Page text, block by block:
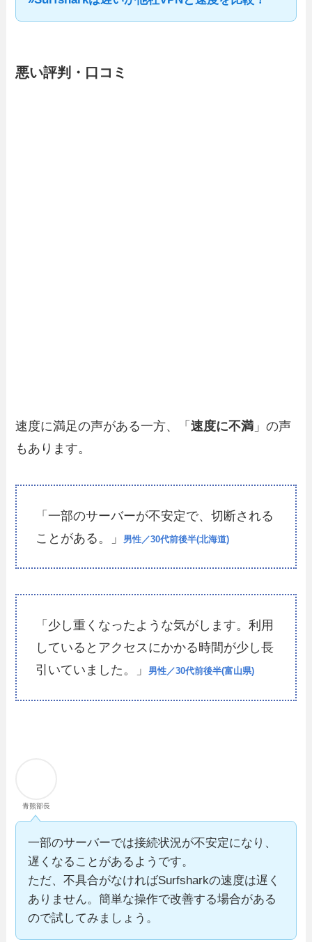
悪い評判・口コミ
速度に満足の声がある一方、「速度に不満 」の声
もあります。
「一部のサーバーが不安定で、切断される
ことがある。」
男性／30代前後半(北海道)
「少し重くなったような気がします。利用
しているとアクセスにかかる時間が少し長
引いていました。」
男性／30代前後半(富山県)
青熊部長
一部のサーバーでは接続状況が不安定になり、
遅くなることがあるようです。
ただ、不具合がなければSurfsharkの速度は遅く
ありません。簡単な操作で改善する場合がある
ので試してみましょう。